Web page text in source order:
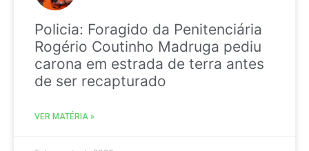
Policia: Foragido da Penitenciária
Rogério Coutinho Madruga pediu
carona em estrada de terra antes
de ser recapturado
VER MATÉRIA »